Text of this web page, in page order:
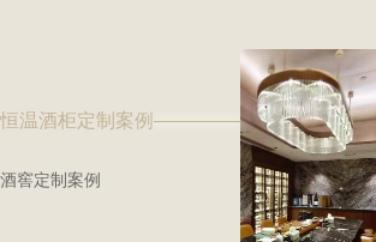
恒温酒柜定制案例
酒窖定制案例